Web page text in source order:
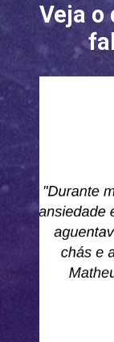
Veja o